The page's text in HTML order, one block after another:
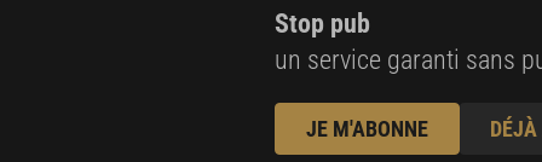
Stop pub
un service garanti sans
JE M'ABONNE